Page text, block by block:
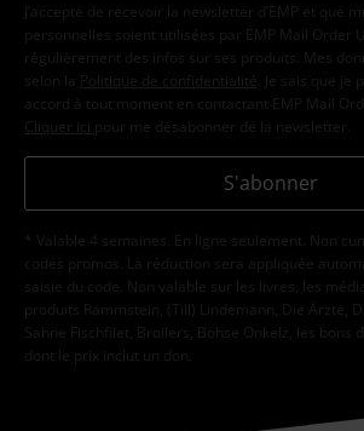
J’accepte de recevoir la newsletter d’EMP et que
personnelles soient utilisées par EMP Mail Order
régulièrement des infos sur ses produits. Mes
selon la
Politique de confidentialité . Je sais que
accord à tout moment en contactant EMP Mail
Cliquer ici pour me désabonner de la newsletter.
S'abonner
* Valable 4 semaines. En ligne seulement. Non
codes promos. La réduction sera appliquée
saisie du code. Non valable sur les livres, les
produits Rammstein, (Till) Lindemann, Die Ärzte,
Sahne Fischfilet, Broilers, Böhse Onkelz, les bons
dont le prix inclut un don.